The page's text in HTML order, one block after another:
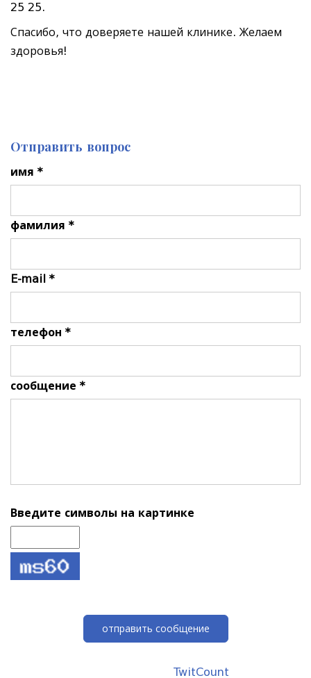
25 25.
Спасибо, что доверяете нашей клинике. Желаем
здоровья!
Отправить вопрос
имя *
фамилия *
E-mail *
телефон *
сообщение *
Введите символы на картинке
отправить сообщение
TwitCount